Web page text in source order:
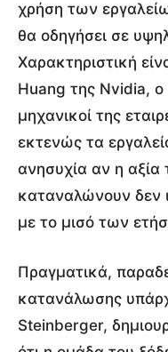
χρήση των
θα οδηγήσει σε
Χαρακτηριστική
Huang της Nvidia, ο
μηχανικοί της
εκτενώς τα
ανησυχία αν η
καταναλώνουν δεν
με το μισό των
Πραγματικά,
κατανάλωσης
Steinberger,